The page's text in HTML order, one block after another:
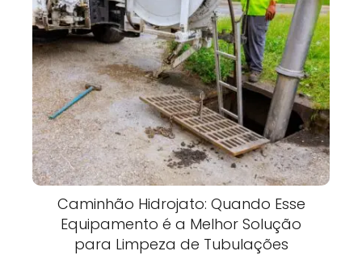
Caminhão Hidrojato: Quando Esse
Equipamento é a Melhor Solução
para Limpeza de Tubulações